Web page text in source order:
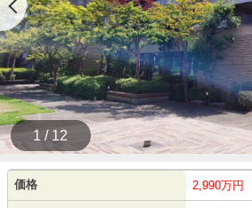
1 / 12
価格 2,990万円